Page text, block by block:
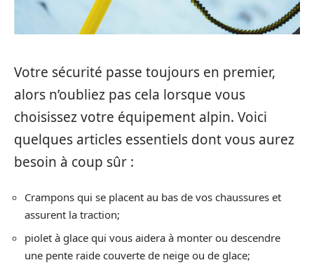
Votre sécurité passe toujours en premier,
alors n’oubliez pas cela lorsque vous
choisissez votre équipement alpin. Voici
quelques articles essentiels dont vous aurez
besoin à coup sûr :
Crampons qui se placent au bas de vos chaussures et
assurent la traction;
piolet à glace qui vous aidera à monter ou descendre
une pente raide couverte de neige ou de glace;